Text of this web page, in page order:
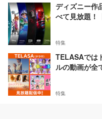
ディズニー作
べて見放題！
特集
TELASAでは
ルの動画が全
特集